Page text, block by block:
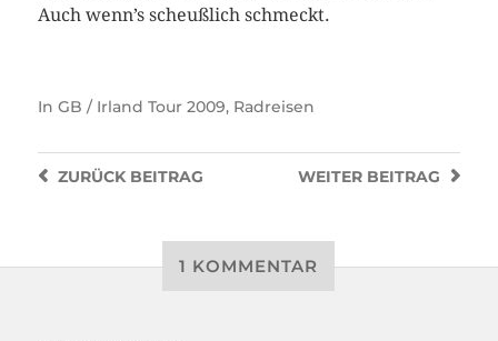
Auch wenn’s scheußlich schmeckt.
In GB / Irland Tour 2009, Radreisen
WEITER BEITRAG
ZURÜCKBEITRAG
1 KOMMENTAR